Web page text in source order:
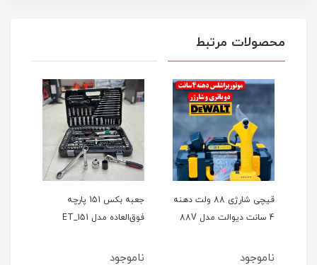
محصولات مرتبط
قیچی شارژی 88 ولت دهنه
4 سانت دیوالت مدل 88V
ناموجود
جعبه بکس 151 پارچه
فوق‌العاده مدل ET_151
ناموجود